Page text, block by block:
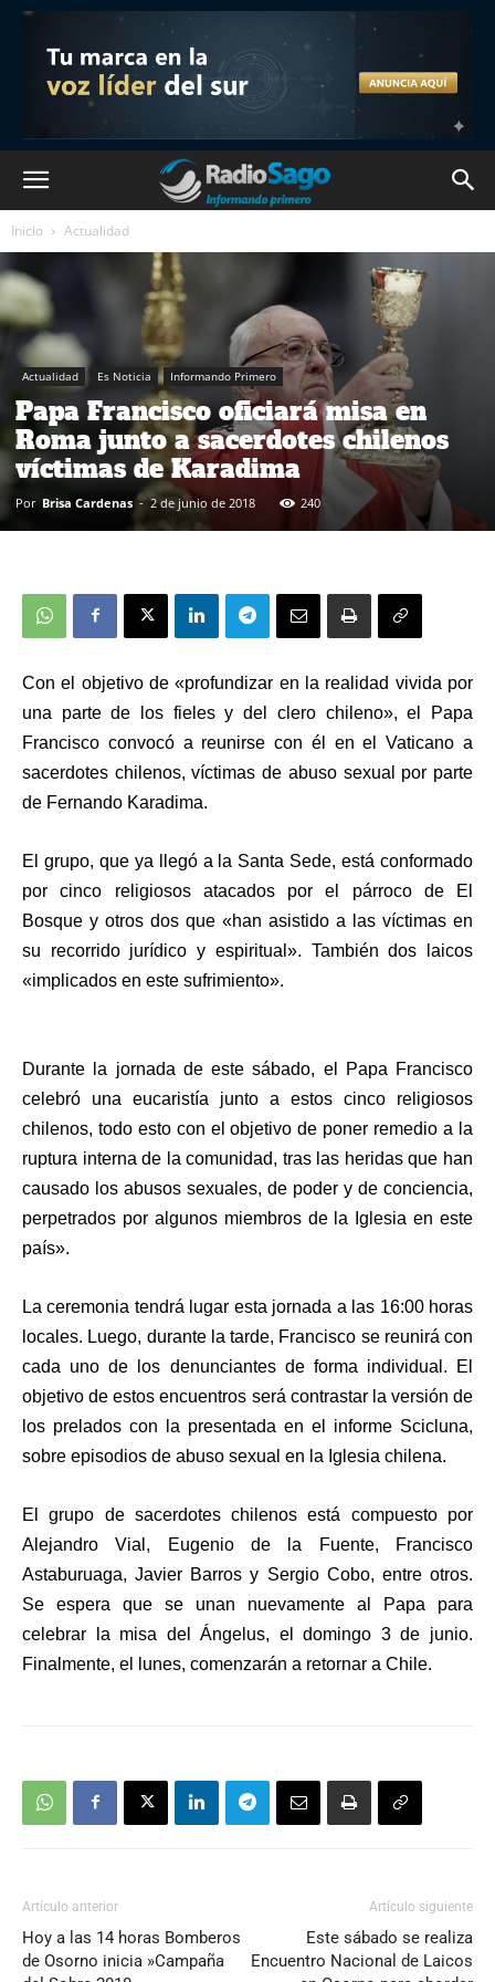
Inicio Actualidad
Actualidad Es Noticia Informando Primero
Papa Francisco oficiará misa en
Roma junto a sacerdotes chilenos
víctimas de Karadima
Por Brisa Cardenas - 2 de junio de 2018 240
Con el objetivo de «profundizar en la realidad vivida por
una parte de los fieles y del clero chileno», el Papa
Francisco convocó a reunirse con él en el Vaticano a
sacerdotes chilenos, víctimas de abuso sexual por parte
de Fernando Karadima.
El grupo, que ya llegó a la Santa Sede, está conformado
por cinco religiosos atacados por el párroco de El
Bosque y otros dos que «han asistido a las víctimas en
su recorrido jurídico y espiritual». También dos laicos
«implicados en este sufrimiento».
Durante la jornada de este sábado, el Papa Francisco
celebró una eucaristía junto a estos cinco religiosos
chilenos, todo esto con el objetivo de poner remedio a la
ruptura interna de la comunidad, tras las heridas que han
causado los abusos sexuales, de poder y de conciencia,
perpetrados por algunos miembros de la Iglesia en este
país».
La ceremonia tendrá lugar esta jornada a las 16:00 horas
locales. Luego, durante la tarde, Francisco se reunirá con
cada uno de los denunciantes de forma individual. El
objetivo de estos encuentros será contrastar la versión de
los prelados con la presentada en el informe Scicluna,
sobre episodios de abuso sexual en la Iglesia chilena.
El grupo de sacerdotes chilenos está compuesto por
Alejandro Vial, Eugenio de la Fuente, Francisco
Astaburuaga, Javier Barros y Sergio Cobo, entre otros.
Se espera que se unan nuevamente al Papa para
celebrar la misa del Ángelus, el domingo 3 de junio.
Finalmente, el lunes, comenzarán a retornar a Chile.
Artículo anterior
Hoy a las 14 horas Bomberos
de Osorno inicia »Campaña
Artículo siguiente
Este sábado se realiza
Encuentro Nacional de Laicos